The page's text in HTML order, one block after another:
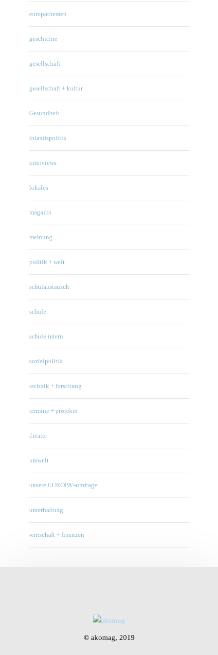
europathemen
geschichte
gesellschaft
gesellschaft + kultur
Gesundheit
inlandspolitik
interviews
lokales
magazin
meinung
politik + welt
schulaustausch
schule
schule intern
sozialpolitik
technik + forschung
termine + projekte
theater
umwelt
unsere EUROPA!-umfrage
unterhaltung
wirtschaft + finanzen
© akomag, 2019